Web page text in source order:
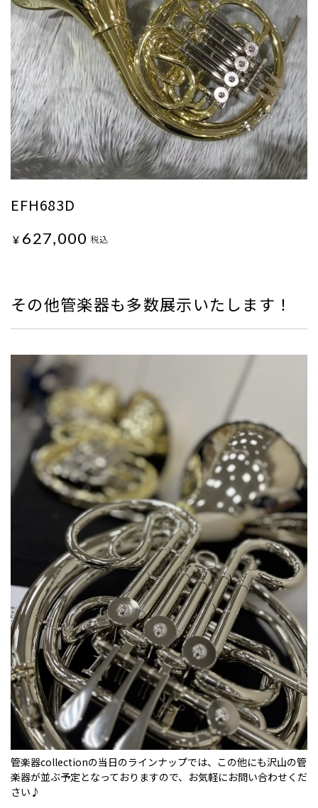
EFH683D
¥ 627,000 税込
その他管楽器も多数展示いたします！
管楽器collectionの当日のラインナップでは、この他にも沢山の管
楽器が並ぶ予定となっておりますので、お気軽にお問い合わせくだ
さい♪